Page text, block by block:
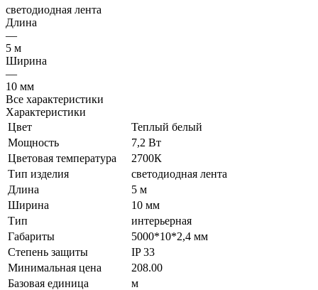
светодиодная лента
Длина
—
5 м
Ширина
—
10 мм
Все характеристики
Характеристики
Цвет
Теплый белый
Мощность
7,2 Вт
Цветовая температура
2700К
Тип изделия
светодиодная лента
Длина
5 м
Ширина
10 мм
Тип
интерьерная
Габариты
5000*10*2,4 мм
Степень защиты
IP 33
Минимальная цена
208.00
Базовая единица
м